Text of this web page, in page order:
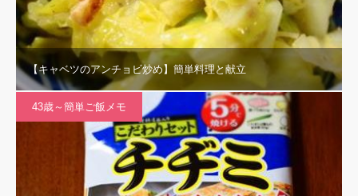
【キャベツのアンチョビ炒め】簡単料理と献立
43歳～簡単ご飯メモ